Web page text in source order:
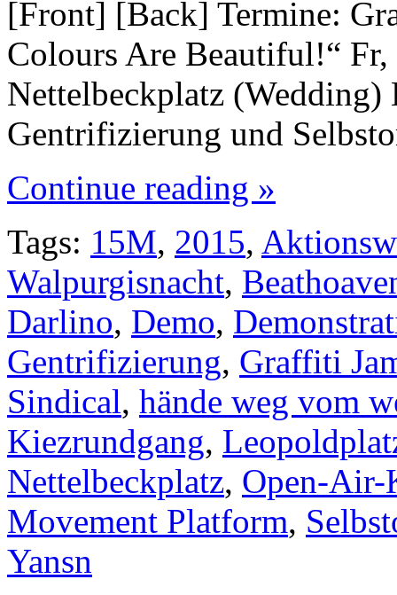
[Front] [Back] Termine:
Colours Are Beautiful!“
Nettelbeckplatz
Gentrifizierung und
Continue reading »
Tags: 15M, 2015,
Walpurgisnacht,
Darlino, Demo,
Gentrifizierung, Graffiti
Sindical, hände weg vom
Kiezrundgang,
Nettelbeckplatz, Open-Air-
Movement Platform,
Yansn